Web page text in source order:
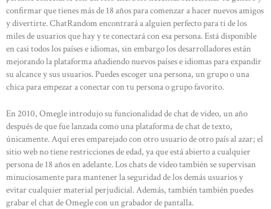
confirmar que tienes más de 18 años para comenzar a hacer nuevos amigos
y divertirte. ChatRandom encontrará a alguien perfecto para ti de los
miles de usuarios que hay y te conectará con esa persona. Está disponible
en casi todos los países e idiomas, sin embargo los desarrolladores están
mejorando la plataforma añadiendo nuevos países e idiomas para expandir
su alcance y sus usuarios. Puedes escoger una persona, un grupo o una
chica para empezar a conectar con tu persona o grupo favorito.
En 2010, Omegle introdujo su funcionalidad de chat de video, un año
después de que fue lanzada como una plataforma de chat de texto,
únicamente. Aquí eres emparejado con otro usuario de otro país al azar; el
sitio web no tiene restricciones de edad, ya que está abierto a cualquier
persona de 18 años en adelante. Los chats de video también se supervisan
minuciosamente para mantener la seguridad de los demás usuarios y
evitar cualquier material perjudicial. Además, también también puedes
grabar el chat de Omegle con un grabador de pantalla.